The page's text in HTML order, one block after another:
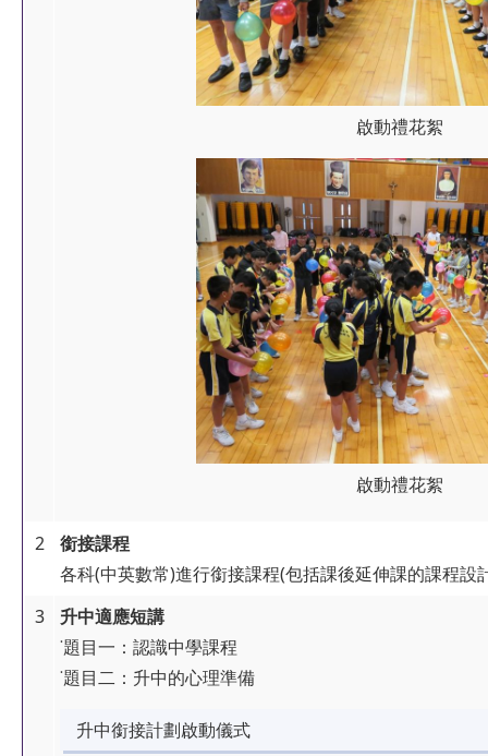
啟動禮花絮
啟動禮花絮
2
銜接課程
各科(中英數常)進行銜接課程(包括課後延伸課的課程設
3
升中適應短講
˙題目一：認識中學課程
˙題目二：升中的心理準備
升中銜接計劃啟動儀式